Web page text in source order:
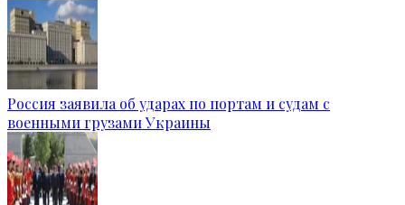
Россия заявила об ударах по портам и судам с
военными грузами Украины